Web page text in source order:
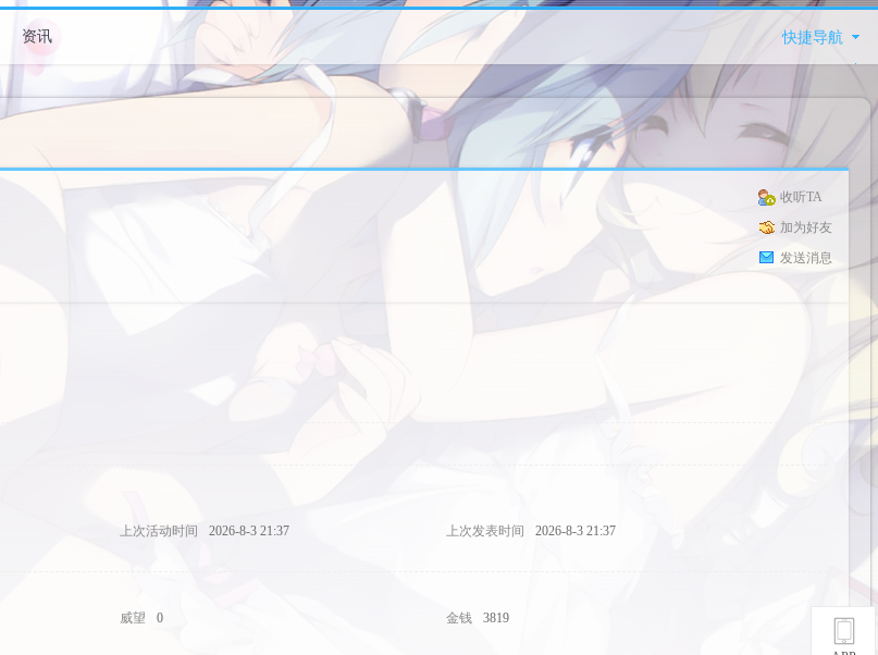
快捷导航
资讯
收听TA
加为好友
发送消息
上次活动时间 2026-8-3 21:37 上次发表时间
2026-8-3 21:37
威望 0 金钱
3819